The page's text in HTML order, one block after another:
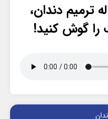
ترمیم دندان،
را گوش کنید!